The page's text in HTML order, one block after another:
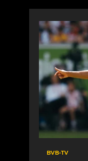
BVB-TV